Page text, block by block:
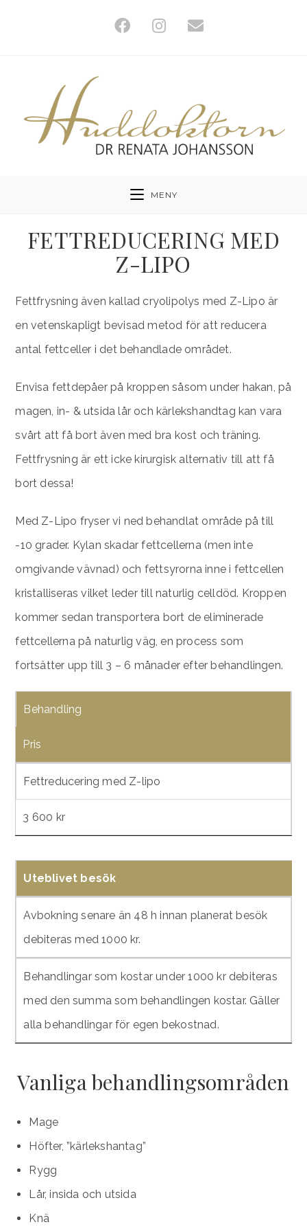
MENY
FETTREDUCERING MED
Z-LIPO
Fettfrysning även kallad cryolipolys med Z-Lipo är
en vetenskapligt bevisad metod för att reducera
antal fettceller i det behandlade området.
Envisa fettdepåer på kroppen såsom under hakan, på
magen, in- & utsida lår och kärlekshandtag kan vara
svårt att få bort även med bra kost och träning.
Fettfrysning är ett icke kirurgisk alternativ till att få
bort dessa!
Med Z-Lipo fryser vi ned behandlat område på till
-10 grader. Kylan skadar fettcellerna (men inte
omgivande vävnad) och fettsyrorna inne i fettcellen
kristalliseras vilket leder till naturlig celldöd. Kroppen
kommer sedan transportera bort de eliminerade
fettcellerna på naturlig väg, en process som
fortsätter upp till 3 – 6 månader efter behandlingen.
Behandling
Pris
Fettreducering med Z-lipo
3 600 kr
Uteblivet besök
Avbokning senare än 48 h innan planerat besök
debiteras med 1000 kr.
Behandlingar som kostar under 1000 kr debiteras
med den summa som behandlingen kostar. Gäller
alla behandlingar för egen bekostnad.
Vanliga behandlingsområden
Mage
Höfter, ”kärlekshantag”
Rygg
Lår, insida och utsida
Knä